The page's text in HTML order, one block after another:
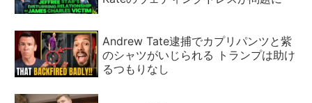
Andrew Tate逮捕でカプリパンツと紫
のシャツがいじられる トランプは助け
るつもりなし